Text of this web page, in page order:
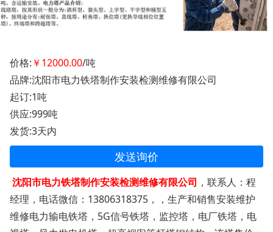
价格: ￥12000.00/吨
品牌:沈阳市电力铁塔制作安装检测维修有限公司
起订:1吨
供应:999吨
发货:3天内
发送询价
沈阳市电力铁塔制作安装检测维修有限公司 ，联系人：程
经理，电话微信：13806318375，，生产和销售安装维护
维修电力输电铁塔，5G信号铁塔，监控塔，电厂铁塔，电